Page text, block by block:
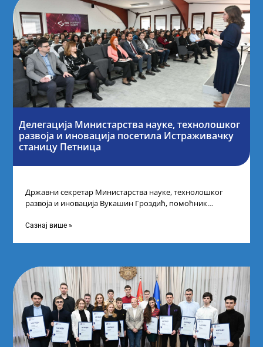
Делегација Министарства науке, технолошког
развоја и иновација посетила Истраживачку
станицу Петница
Државни секретар Министарства науке, технолошког
развоја и иновација Вукашин Гроздић, помоћник
промоцију
Сазнај више »